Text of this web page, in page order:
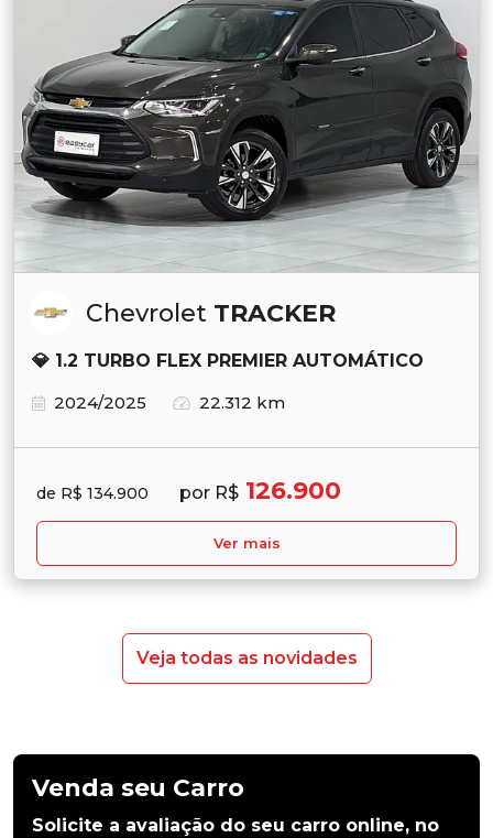
Chevrolet TRACKER
💎 1.2 TURBO FLEX PREMIER AUTOMÁTICO
2024/2025
22.312 km
de R$ 134.900 por R$ 126.900
Ver mais
Veja todas as novidades
Venda seu Carro
Solicite a avaliação do seu carro online, no